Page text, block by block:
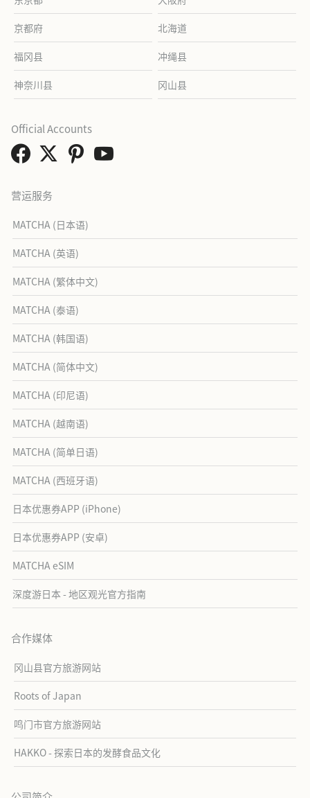
京都府 北海道
福冈县 冲绳县
神奈川县 冈山县
营运服务
MATCHA (日本语)
MATCHA (英语)
MATCHA (繁体中文)
MATCHA (泰语)
MATCHA (韩国语)
MATCHA (简体中文)
MATCHA (印尼语)
MATCHA (越南语)
MATCHA (简单日语)
MATCHA (西班牙语)
日本优惠券APP (iPhone)
日本优惠券APP (安卓)
MATCHA eSIM
深度游日本 - 地区观光官方指南
合作媒体
冈山县官方旅游网站
Roots of Japan
鸣门市官方旅游网站
HAKKO - 探索日本的发酵食品文化
Official Accounts